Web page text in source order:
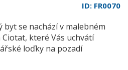
ID: FR0070
se nachází v malebném
které Vás uchvátí
loďky na pozadí